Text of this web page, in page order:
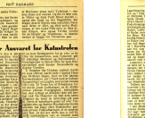
Bülow, Otto, billedskærer
Dansk Front de
Grundloven
Korn &
Munk, Kaj, forfatter
Alle, Kbh.